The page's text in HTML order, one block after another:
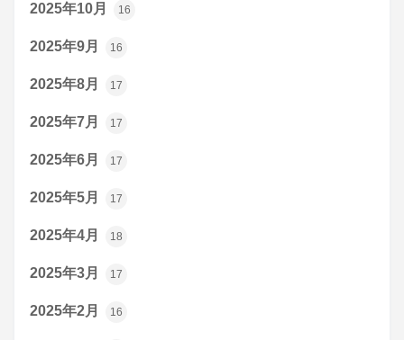
2025年10月 16
2025年9月 16
2025年8月 17
2025年7月 17
2025年6月 17
2025年5月 17
2025年4月 18
2025年3月 17
2025年2月 16